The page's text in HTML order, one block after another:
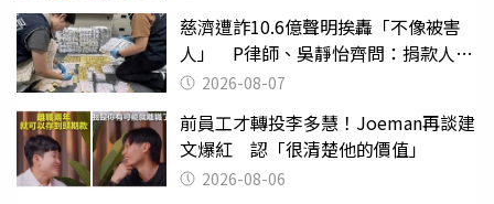
慈濟遭詐10.6億聲明挨轟「不像被害
人」 P律師、吳靜怡齊問：捐款人有
權知道真相
2026-08-07
前員工才轉投李多慧！Joeman再談建
文爆紅 認「很清楚他的價值」
2026-08-06